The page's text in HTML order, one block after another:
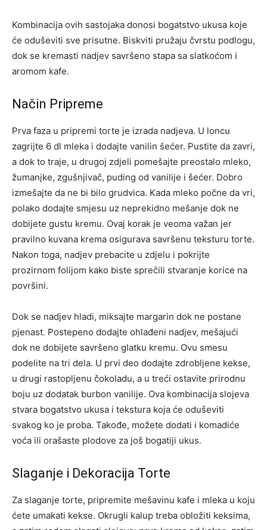
Kombinacija ovih sastojaka donosi bogatstvo ukusa koje
će oduševiti sve prisutne. Biskviti pružaju čvrstu podlogu,
dok se kremasti nadjev savršeno stapa sa slatkoćom i
aromom kafe.
Način Pripreme
Prva faza u pripremi torte je izrada nadjeva. U loncu
zagrijte 6 dl mleka i dodajte vanilin šećer. Pustite da zavri,
a dok to traje, u drugoj zdjeli pomešajte preostalo mleko,
žumanjke, zgušnjivač, puding od vanilije i šećer. Dobro
izmešajte da ne bi bilo grudvica. Kada mleko počne da vri,
polako dodajte smjesu uz neprekidno mešanje dok ne
dobijete gustu kremu. Ovaj korak je veoma važan jer
pravilno kuvana krema osigurava savršenu teksturu torte.
Nakon toga, nadjev prebacite u zdjelu i pokrijte
prozirnom folijom kako biste sprečili stvaranje korice na
površini.
Dok se nadjev hladi, miksajte margarin dok ne postane
pjenast. Postepeno dodajte ohlađeni nadjev, mešajući
dok ne dobijete savršeno glatku kremu. Ovu smesu
podelite na tri dela. U prvi deo dodajte zdrobljene kekse,
u drugi rastopljenu čokoladu, a u treći ostavite prirodnu
boju uz dodatak burbon vanilije. Ova kombinacija slojeva
stvara bogatstvo ukusa i tekstura koja će oduševiti
svakog ko je proba. Takođe, možete dodati i komadiće
voća ili orašaste plodove za još bogatiji ukus.
Slaganje i Dekoracija Torte
Za slaganje torte, pripremite mešavinu kafe i mleka u koju
ćete umakati kekse. Okrugli kalup treba obložiti keksima,